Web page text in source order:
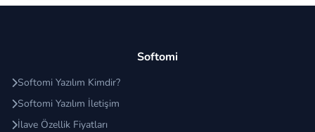
Softomi
Softomi Yazılım Kimdir?
Softomi Yazılım İletişim
İlave Özellik Fiyatları